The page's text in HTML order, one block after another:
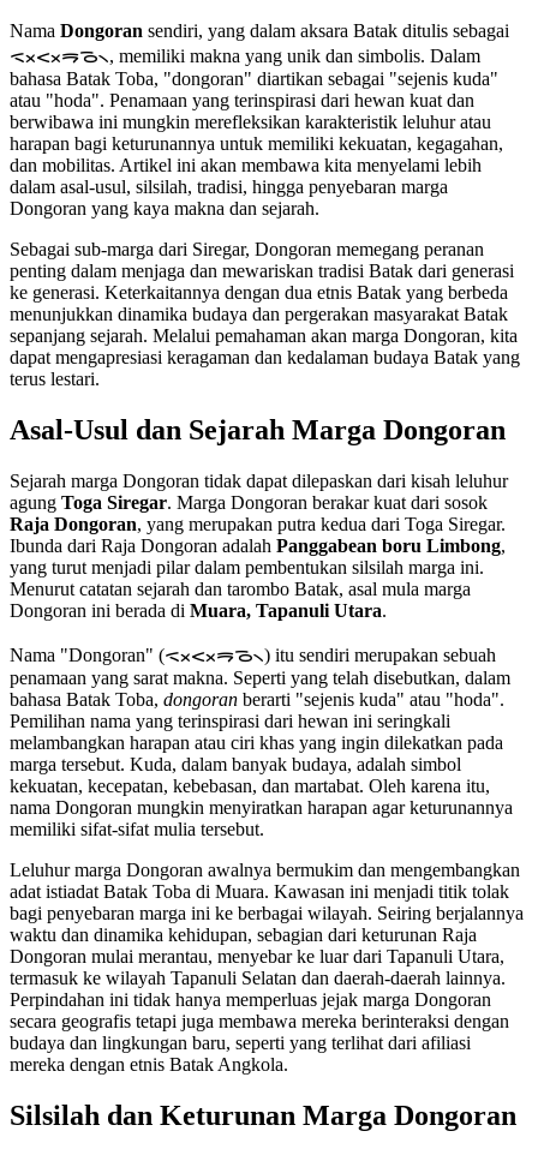
Nama Dongoran sendiri, yang dalam aksara Batak ditulis sebagai
ᯑᯬᯝᯬᯒᯉ᯲, memiliki makna yang unik dan simbolis. Dalam
bahasa Batak Toba, "dongoran" diartikan sebagai "sejenis kuda"
atau "hoda". Penamaan yang terinspirasi dari hewan kuat dan
berwibawa ini mungkin merefleksikan karakteristik leluhur atau
harapan bagi keturunannya untuk memiliki kekuatan, kegagahan,
dan mobilitas. Artikel ini akan membawa kita menyelami lebih
dalam asal-usul, silsilah, tradisi, hingga penyebaran marga
Dongoran yang kaya makna dan sejarah.
Sebagai sub-marga dari Siregar, Dongoran memegang peranan
penting dalam menjaga dan mewariskan tradisi Batak dari generasi
ke generasi. Keterkaitannya dengan dua etnis Batak yang berbeda
menunjukkan dinamika budaya dan pergerakan masyarakat Batak
sepanjang sejarah. Melalui pemahaman akan marga Dongoran, kita
dapat mengapresiasi keragaman dan kedalaman budaya Batak yang
terus lestari.
Asal-Usul dan Sejarah Marga Dongoran
Sejarah marga Dongoran tidak dapat dilepaskan dari kisah leluhur
agung Toga Siregar. Marga Dongoran berakar kuat dari sosok
Raja Dongoran, yang merupakan putra kedua dari Toga Siregar.
Ibunda dari Raja Dongoran adalah Panggabean boru Limbong,
yang turut menjadi pilar dalam pembentukan silsilah marga ini.
Menurut catatan sejarah dan tarombo Batak, asal mula marga
Dongoran ini berada di Muara, Tapanuli Utara.
Nama "Dongoran" (ᯑᯬᯝᯬᯒᯉ᯲) itu sendiri merupakan sebuah
penamaan yang sarat makna. Seperti yang telah disebutkan, dalam
bahasa Batak Toba, dongoran berarti "sejenis kuda" atau "hoda".
Pemilihan nama yang terinspirasi dari hewan ini seringkali
melambangkan harapan atau ciri khas yang ingin dilekatkan pada
marga tersebut. Kuda, dalam banyak budaya, adalah simbol
kekuatan, kecepatan, kebebasan, dan martabat. Oleh karena itu,
nama Dongoran mungkin menyiratkan harapan agar keturunannya
memiliki sifat-sifat mulia tersebut.
Leluhur marga Dongoran awalnya bermukim dan mengembangkan
adat istiadat Batak Toba di Muara. Kawasan ini menjadi titik tolak
bagi penyebaran marga ini ke berbagai wilayah. Seiring berjalannya
waktu dan dinamika kehidupan, sebagian dari keturunan Raja
Dongoran mulai merantau, menyebar ke luar dari Tapanuli Utara,
termasuk ke wilayah Tapanuli Selatan dan daerah-daerah lainnya.
Perpindahan ini tidak hanya memperluas jejak marga Dongoran
secara geografis tetapi juga membawa mereka berinteraksi dengan
budaya dan lingkungan baru, seperti yang terlihat dari afiliasi
mereka dengan etnis Batak Angkola.
Silsilah dan Keturunan Marga Dongoran